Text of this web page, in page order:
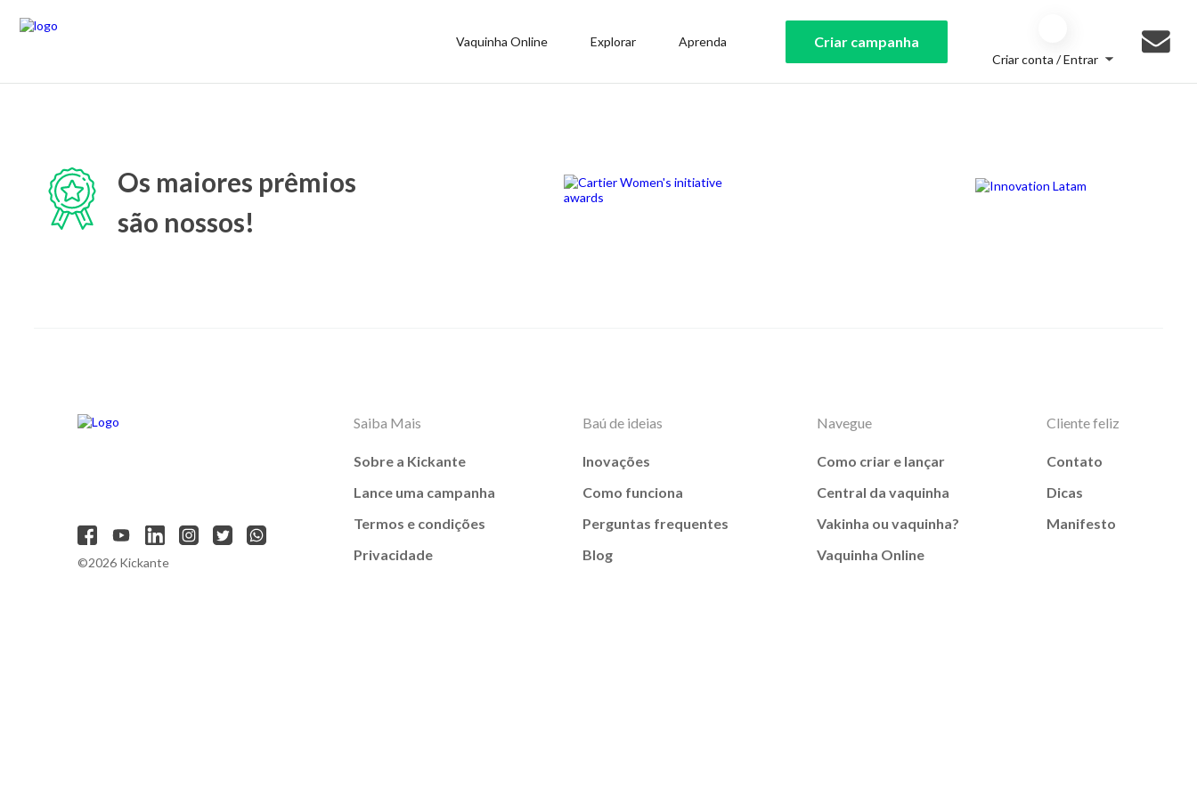
Vaquinha Online Explorar Aprenda Criar campanha
Criar conta / Entrar
Os maiores prêmios
são nossos!
©2026 Kickante
Saiba Mais
Sobre a Kickante
Lance uma campanha
Termos e condições
Privacidade
Baú de ideias
Inovações
Como funciona
Perguntas frequentes
Blog
Navegue
Como criar e lançar
Central da vaquinha
Vakinha ou vaquinha?
Vaquinha Online
Cliente feliz
Contato
Dicas
Manifesto